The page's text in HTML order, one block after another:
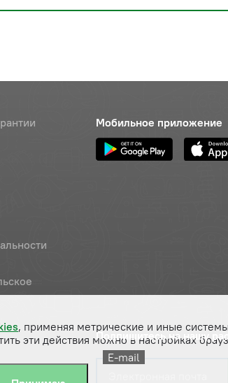
Мобильное приложение
Подпишитесь на нашу
E-mail
, применяя метрические и иные
эти действия можно в настройках